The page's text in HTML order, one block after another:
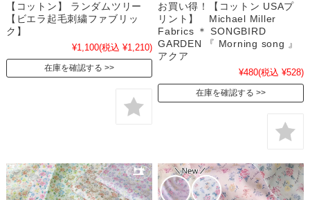
【コットン】 ランダムツリー
【ビエラ起毛刺繍ファブリッ
ク】
¥1,100(税込 ¥1,210)
在庫を確認する
お買い得！【コットン USAプ
リント】 Michael Miller
Fabrics ＊ SONGBIRD
GARDEN 『 Morning song 』
アクア
¥480(税込 ¥528)
在庫を確認する